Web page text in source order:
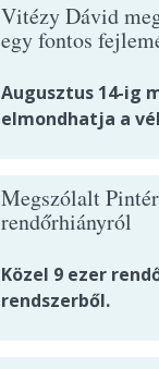
Vitézy Dávid
egy fontos
Augusztus 14-ig
elmondhatja a
Megszólalt
rendőrhiányról
Közel 9 ezer
rendszerből.